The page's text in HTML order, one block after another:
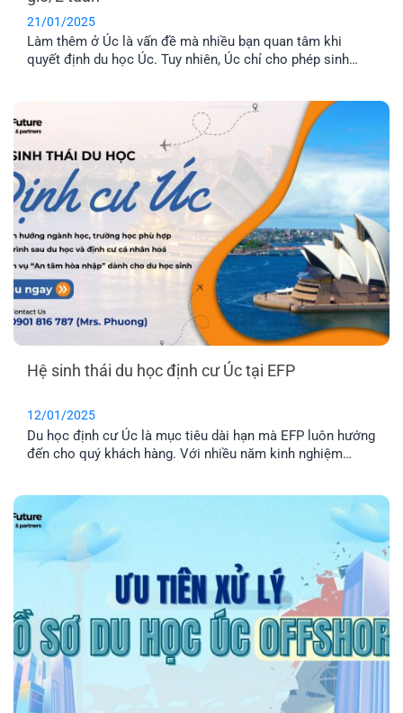
21/01/2025
Làm thêm ở Úc là vấn đề mà nhiều bạn quan tâm khi
quyết định du học Úc. Tuy nhiên, Úc chỉ cho phép sinh
tìm hiểu qua bài viết này nhé.
Hệ sinh thái du học định cư Úc tại EFP
12/01/2025
Du học định cư Úc là mục tiêu dài hạn mà EFP luôn hướng
đến cho quý khách hàng. Với nhiều năm kinh nghiệm
Cam kết uy tín, [...]